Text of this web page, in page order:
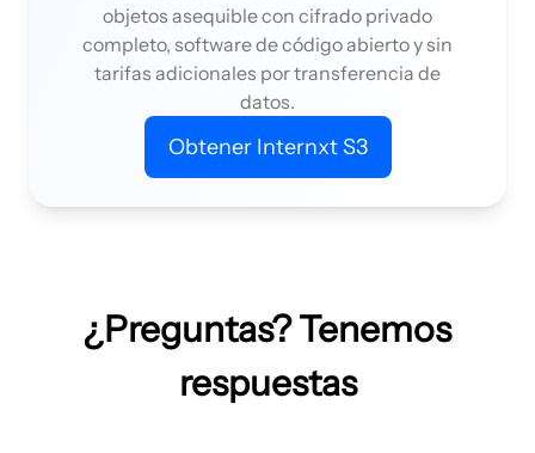
objetos asequible con cifrado privado
completo, software de código abierto y sin
tarifas adicionales por transferencia de
datos.
Obtener Internxt S3
¿Preguntas? Tenemos
respuestas